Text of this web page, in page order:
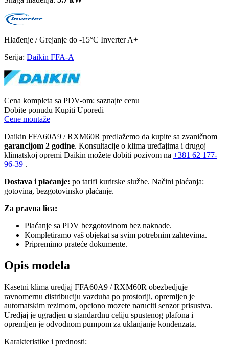
Hlađenje / Grejanje do -15°C Inverter A+
Serija: Daikin FFA-A
Cena kompleta sa PDV-om: saznajte cenu
Dobite ponudu Kupiti Uporedi
Cene montaže
Daikin FFA60A9 / RXM60R predlažemo da kupite sa zvaničnom
garancijom 2 godine. Konsultacije o klima uređajima i drugoj
klimatskoj opremi Daikin možete dobiti pozivom na +381 62 177-
96-39 .
Dostava i plaćanje: po tarifi kurirske službe. Načini plaćanja:
gotovina, bezgotovinsko plaćanje.
Za pravna lica:
Plaćanje sa PDV bezgotovinom bez naknade.
Kompletiramo vaš objekat sa svim potrebnim zahtevima.
Pripremimo prateće dokumente.
Opis modela
Kasetni klima uredjaj FFA60A9 / RXM60R obezbedjuje
ravnomernu distribuciju vazduha po prostoriji, opremljen je
automatskim rezimom, opciono mozete naruciti senzor prisustva.
Uredjaj je ugradjen u standardnu celiju spustenog plafona i
opremljen je odvodnom pumpom za uklanjanje kondenzata.
Karakteristike i prednosti: